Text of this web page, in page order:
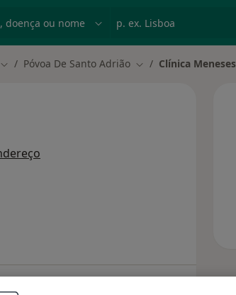
Mudar de cidade
Póvoa De Santo Adrião Mudar de cidade
Clínica Meneses